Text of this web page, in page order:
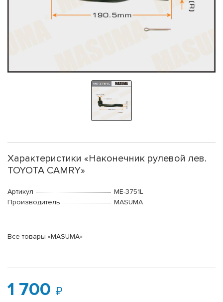
Характеристики «Наконечник рулевой лев.
TOYOTA CAMRY»
Артикул
ME-3751L
Производитель
MASUMA
Все товары «MASUMA»
1 700